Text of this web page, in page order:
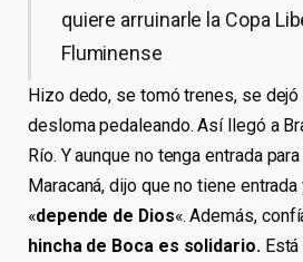
quiere arruinarle la Copa
Fluminense
Hizo dedo, se tomó trenes, se
desloma pedaleando. Así llegó a
Río. Y aunque no tenga entrada
Maracaná, dijo que no tiene
«depende de Dios«. Además,
hincha de Boca es solidario.